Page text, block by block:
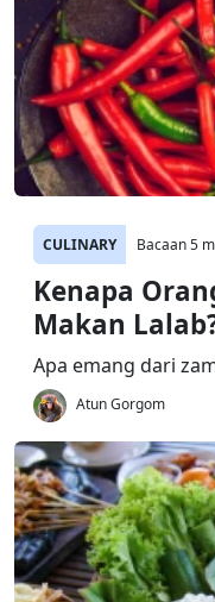
CULINARY Bacaan 5
Kenapa
Makan
Apa emang dari
Atun Gorgom